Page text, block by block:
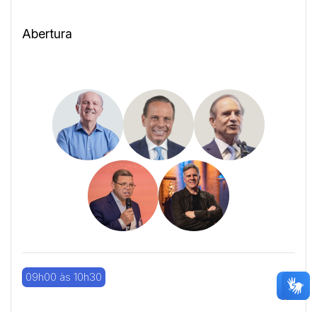
Abertura
09h00 às 10h30